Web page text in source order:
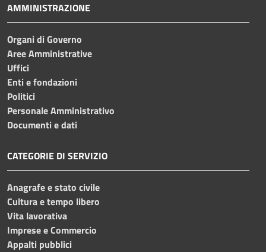
AMMINISTRAZIONE
Organi di Governo
Aree Amministrative
Uffici
Enti e fondazioni
Politici
Personale Amministrativo
Documenti e dati
CATEGORIE DI SERVIZIO
Anagrafe e stato civile
Cultura e tempo libero
Vita lavorativa
Imprese e Commercio
Appalti pubblici